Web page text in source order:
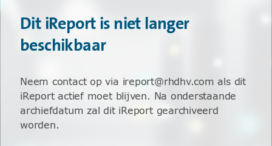
Dit iReport is niet langer
beschikbaar
Neem contact op via ireport@rhdhv.com als dit
iReport actief moet blijven. Na onderstaande
archiefdatum zal dit iReport gearchiveerd
worden.